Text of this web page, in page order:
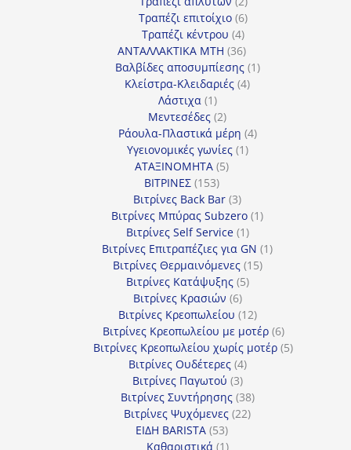
προϊόντα
Τραπέζι επιτοίχιο 66
προϊόντα
Τραπέζι κέντρου 44
προϊόντα
ΑΝΤΑΛΛΑΚΤΙΚΑ MTH 3636
προϊόντα
Βαλβίδες αποσυμπίεσης 11
Κλείστρα-Κλειδαριές 44
Λάστιχα 11
προϊόν
Μεντεσέδες 22
προϊόντα
Ράουλα-Πλαστικά μέρη 44
Υγειονομικές γωνίες 11
ΑΤΑΞΙΝΟΜΗΤΑ 55
ΒΙΤΡΙΝΕΣ 153153
προϊόντα
Βιτρίνες Back Bar 33
προϊόντα
Βιτρίνες Mπύρας Subzero 11
Βιτρίνες Self Service 11
προϊόν
Βιτρίνες Επιτραπέζιες για GN 11
Βιτρίνες Θερμαινόμενες 1515
Βιτρίνες Κατάψυξης 55
Βιτρίνες Κρασιών 66
προϊόντα
Βιτρίνες Κρεοπωλείου 1212
προϊόντα
Βιτρίνες Κρεοπωλείου με μοτέρ 66
προϊόντα
Βιτρίνες Κρεοπωλείου χωρίς μοτέρ 55
Βιτρίνες Ουδέτερες 44
προϊόντα
Βιτρίνες Παγωτού 33
προϊόντα
Βιτρίνες Συντήρησης 3838
προϊόντα
Βιτρίνες Ψυχόμενες 2222
ΕΙΔΗ BARISTA 5353
προϊόντα
Καθαριστικά 11